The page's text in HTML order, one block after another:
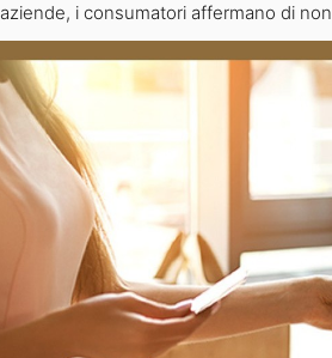
aziende, i consumatori affermano di